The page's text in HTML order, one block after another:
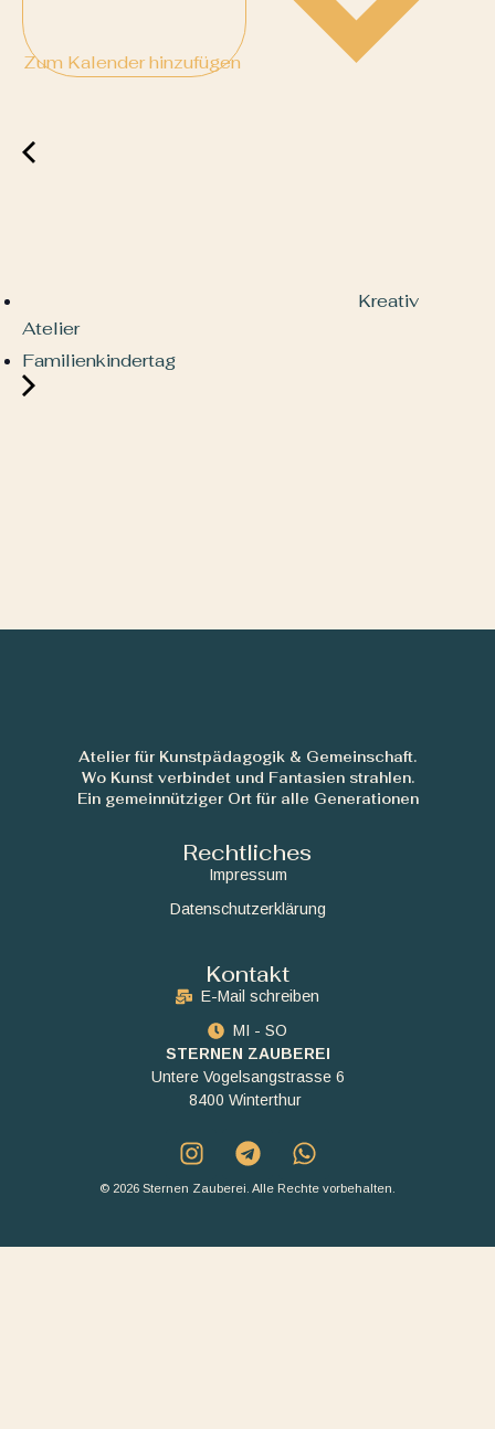
Zum Kalender hinzufügen
Kreativ
Atelier
Familienkindertag
Atelier für Kunstpädagogik & Gemeinschaft.
Wo Kunst verbindet und Fantasien strahlen.
Ein gemeinnütziger Ort für alle Generationen
Rechtliches
Impressum
Datenschutzerklärung
Kontakt
E-Mail schreiben
MI - SO
STERNEN ZAUBEREI
Untere Vogelsangstrasse 6
8400 Winterthur
© 2026 Sternen Zauberei. Alle Rechte vorbehalten.